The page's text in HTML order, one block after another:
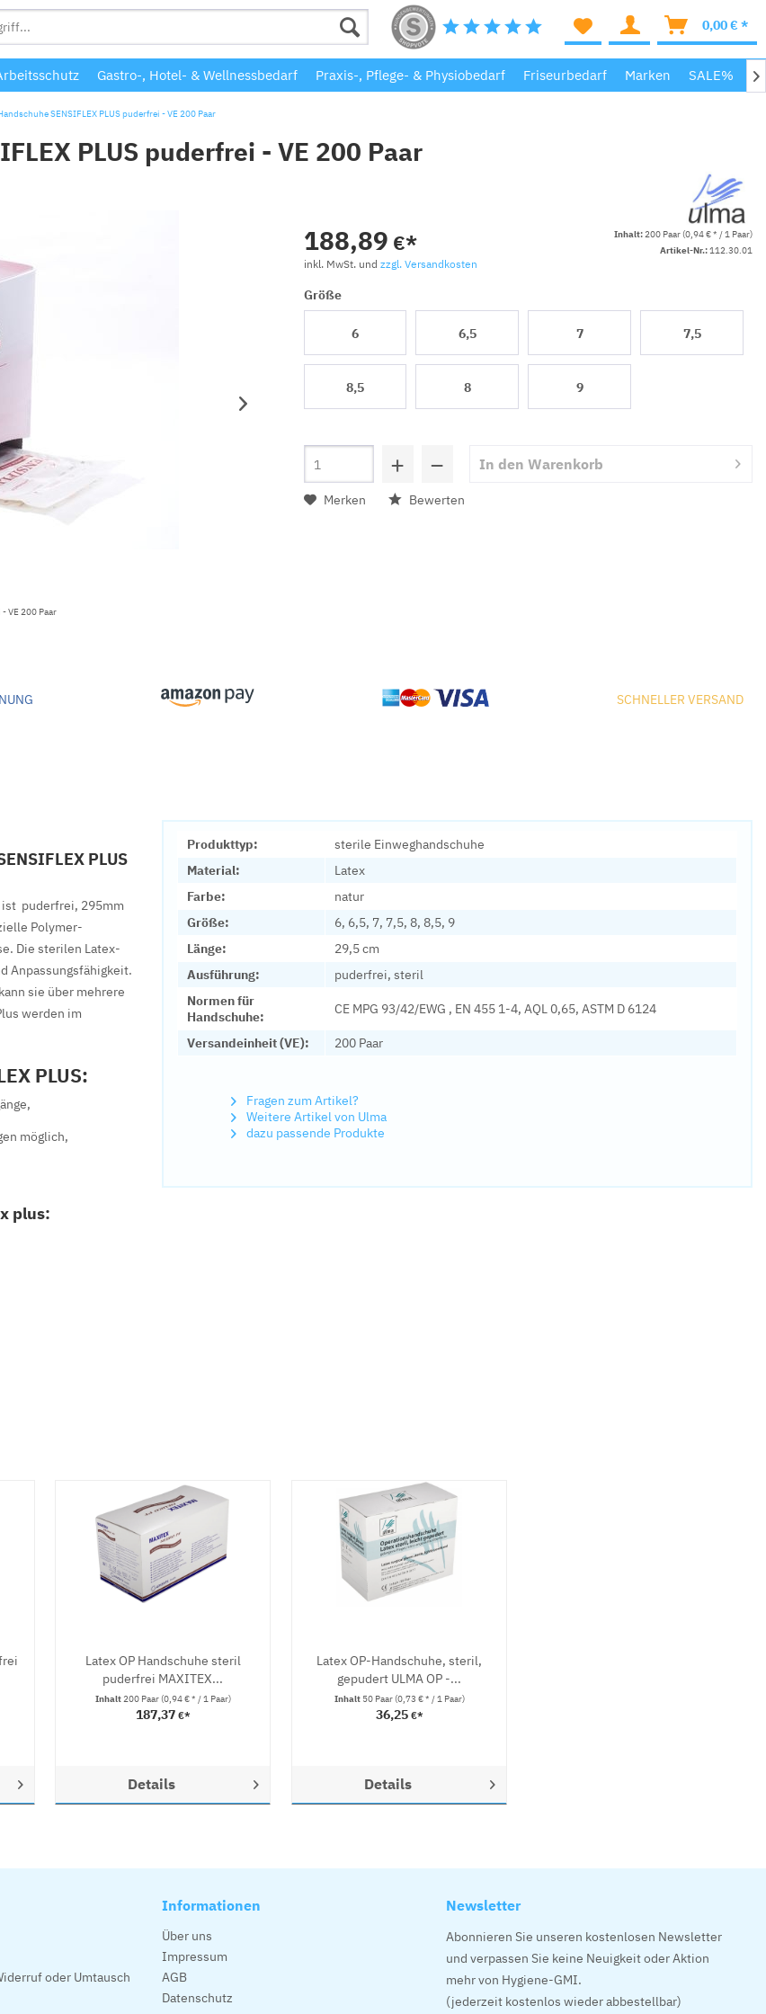
0,00 € *
Gastro-, Hotel- & Wellnessbedarf Praxis-, Pflege- & Physiobedarf Friseurbedarf Marken SALE% 
SENSIFLEX PLUS puderfrei - VE 200 Paar
PLUS puderfrei - VE 200 Paar
VE 200 Paar
188,89 €*
inkl. MwSt. und zzgl. Versandkosten
Inhalt:200 Paar (0,94 € * / 1 Paar)
Artikel-Nr.:112.30.01
Größe
6 6,5 7 7,5
8,5 8 9
+ − In den Warenkorb
Merken Bewerten
SCHNELLER VERSAND
Produkttyp:
sterile Einweghandschuhe
Material:
Latex
Farbe:
natur
Größe:
6, 6,5, 7, 7,5, 8, 8,5, 9
Länge:
29,5 cm
Ausführung:
puderfrei, steril
Normen für
Handschuhe:
CE MPG 93/42/EWG , EN 455 1-4, AQL 0,65, ASTM D 6124
Versandeinheit (VE): 200 Paar
Fragen zum Artikel?
Weitere Artikel von Ulma
dazu passende Produkte
PLUS
ist puderfrei, 295mm
Polymer-
Die sterilen Latex-
Anpassungsfähigkeit.
sie über mehrere
werden im
PLUS:
möglich,
plus:
Latex OP Handschuhe steril
puderfrei MAXITEX...
Inhalt200 Paar(0,94 € * / 1 Paar)
187,37 €*
Details
Latex OP-Handschuhe, steril,
gepudert ULMA OP -...
Inhalt 50 Paar(0,73 € * / 1 Paar)
36,25 €*
Details
oder Umtausch
Informationen
Über uns
Impressum
AGB
Datenschutz
Newsletter
Abonnieren Sie unseren kostenlosen Newsletter
und verpassen Sie keine Neuigkeit oder Aktion
mehr von Hygiene-GMI.
(jederzeit kostenlos wieder abbestellbar)